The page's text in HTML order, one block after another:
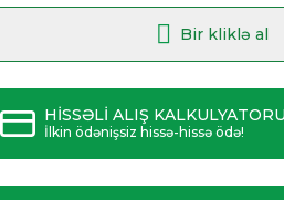
Bir kliklə al
HİSSƏLİ ALIŞ KALKULYATORU
İlkin ödənişsiz hissə-hissə ödə!